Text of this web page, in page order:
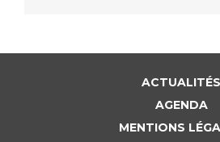
ACTUALITÉS
AGENDA
MENTIONS